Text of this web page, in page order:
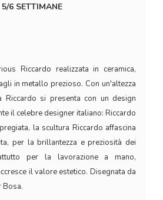
6 SETTIMANE
Riccardo realizzata in ceramica,
in metallo prezioso. Con un'altezza
si presenta con un design
il celebre designer italiano: Riccardo
la scultura Riccardo affascina
per la brillantezza e preziosità dei
per la lavorazione a mano,
il valore estetico. Disegnata da
Bosa.